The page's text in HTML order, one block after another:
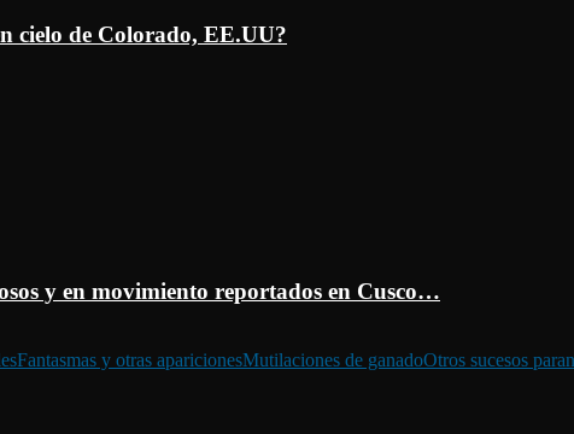
cielo de Colorado, EE.UU?
y en movimiento reportados en Cusco…
Fantasmas y otras aparicionesMutilaciones de ganadoOtros sucesos